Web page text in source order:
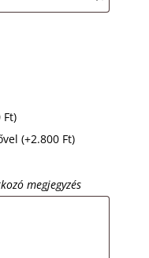
Ft)
(+2.800 Ft)
megjegyzés